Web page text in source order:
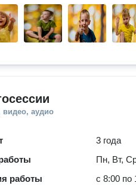
видео, аудио
3 года
Пн, Вт,
работы
с 8:00 по